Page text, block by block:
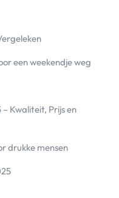
een weekendje weg
Kwaliteit, Prijs en
drukke mensen